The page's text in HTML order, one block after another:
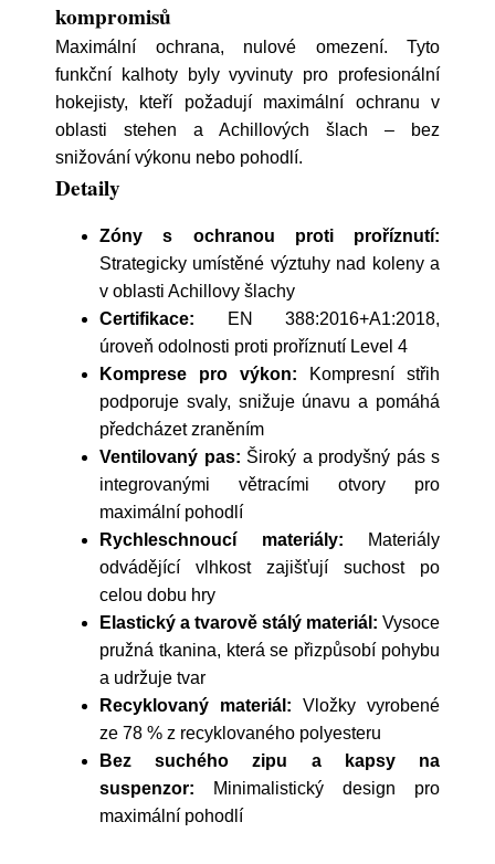
kompromisů
Maximální ochrana, nulové omezení. Tyto
funkční kalhoty byly vyvinuty pro profesionální
hokejisty, kteří požadují maximální ochranu v
oblasti stehen a Achillových šlach – bez
snižování výkonu nebo pohodlí.
Detaily
Zóny s ochranou proti proříznutí:
Strategicky umístěné výztuhy nad koleny a
v oblasti Achillovy šlachy
Certifikace: EN 388:2016+A1:2018,
úroveň odolnosti proti proříznutí Level 4
Komprese pro výkon: Kompresní střih
podporuje svaly, snižuje únavu a pomáhá
předcházet zraněním
Ventilovaný pas: Široký a prodyšný pás s
integrovanými větracími otvory pro
maximální pohodlí
Rychleschnoucí materiály: Materiály
odvádějící vlhkost zajišťují suchost po
celou dobu hry
Elastický a tvarově stálý materiál: Vysoce
pružná tkanina, která se přizpůsobí pohybu
a udržuje tvar
Recyklovaný materiál: Vložky vyrobené
ze 78 % z recyklovaného polyesteru
Bez suchého zipu a kapsy na
suspenzor: Minimalistický design pro
maximální pohodlí